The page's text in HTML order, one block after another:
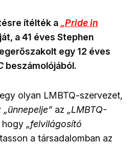
ítélték a „Pride in
a 41 éves Stephen
egy 12 éves
beszámolójából.
egy olyan LMBTQ-szervezet,
„ünnepelje” az „LMBTQ-
hogy „felvilágosító
a társadalomban az